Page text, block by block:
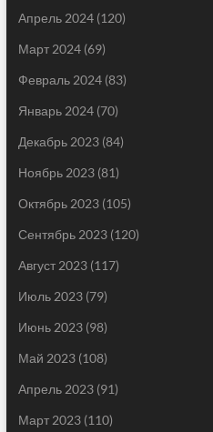
Апрель 2024(120)
Март 2024(69)
Февраль 2024(83)
Январь 2024(70)
Декабрь 2023(84)
Ноябрь 2023(81)
Октябрь 2023(105)
Сентябрь 2023(120)
Август 2023(117)
Июль 2023(79)
Июнь 2023(98)
Май 2023(108)
Апрель 2023(91)
Март 2023(110)